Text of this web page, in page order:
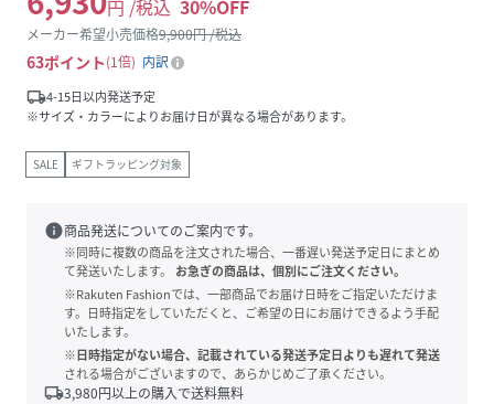
円 /税込 30%OFF
メーカー希望小売価格9,900円 /税込
63ポイント 1倍
内訳
local_shipping4-15日以内発送予定
※サイズ・カラーによりお届け日が異なる場合があります。
SALE ギフトラッピング対象
info商品発送についてのご案内です。
※同時に複数の商品を注文された場合、一番遅い発送予定日にまとめ
て発送いたします。
お急ぎの商品は、個別にご注文ください。
※Rakuten Fashionでは、一部商品でお届け日時をご指定いただけま
す。日時指定をしていただくと、ご希望の日にお届けできるよう手配
いたします。
※日時指定がない場合、記載されている発送予定日よりも遅れて発送
される場合がございますので、あらかじめご了承ください。
local_shipping3,980円以上の購入で送料無料